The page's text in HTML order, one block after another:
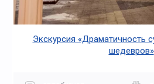
Экскурсия «Драматичность
шедевров»